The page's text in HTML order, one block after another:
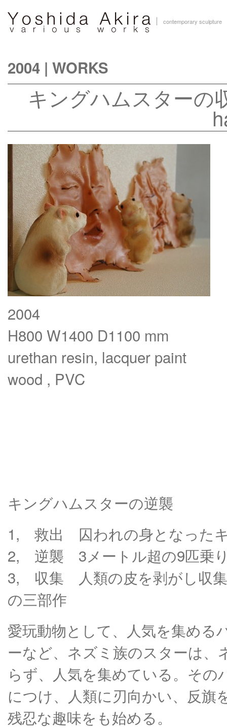
contemporary sculpture
2004 | WORKS
キングハムスター
2004
H800 W1400 D1100 mm
urethan resin, lacquer paint
wood , PVC
キングハムスターの逆襲
1, 救出 囚われの身となった
2, 逆襲 3メートル超の9匹乗
3, 収集 人類の皮を剥がし収
の三部作
愛玩動物として、人気を集め
ーなど、ネズミ族のスターは
らず、人気を集めている。そ
につけ、人類に刃向かい、反旗
残忍な趣味をも始める。